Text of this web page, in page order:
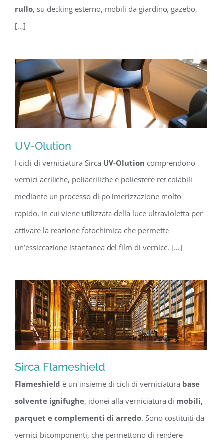
rullo, su decking esterno, mobili da giardino, gazebo,
[…]
UV-Olution
UV-Olution
I cicli di verniciatura Sirca UV-Olution comprendono
vernici acriliche, poliacriliche e poliestere reticolabili
mediante un processo di polimerizzazione molto
rapido, in cui viene utilizzata della luce ultravioletta per
attivare la reazione fotochimica che permette
un’essiccazione istantanea del film di vernice. […]
Sirca Flameshield
Sirca Flameshield
Flameshield è un insieme di cicli di verniciatura base
solvente ignifughe, idonei alla verniciatura di mobili,
parquet e complementi di arredo. Sono costituiti da
vernici bicomponenti, che permettono di rendere